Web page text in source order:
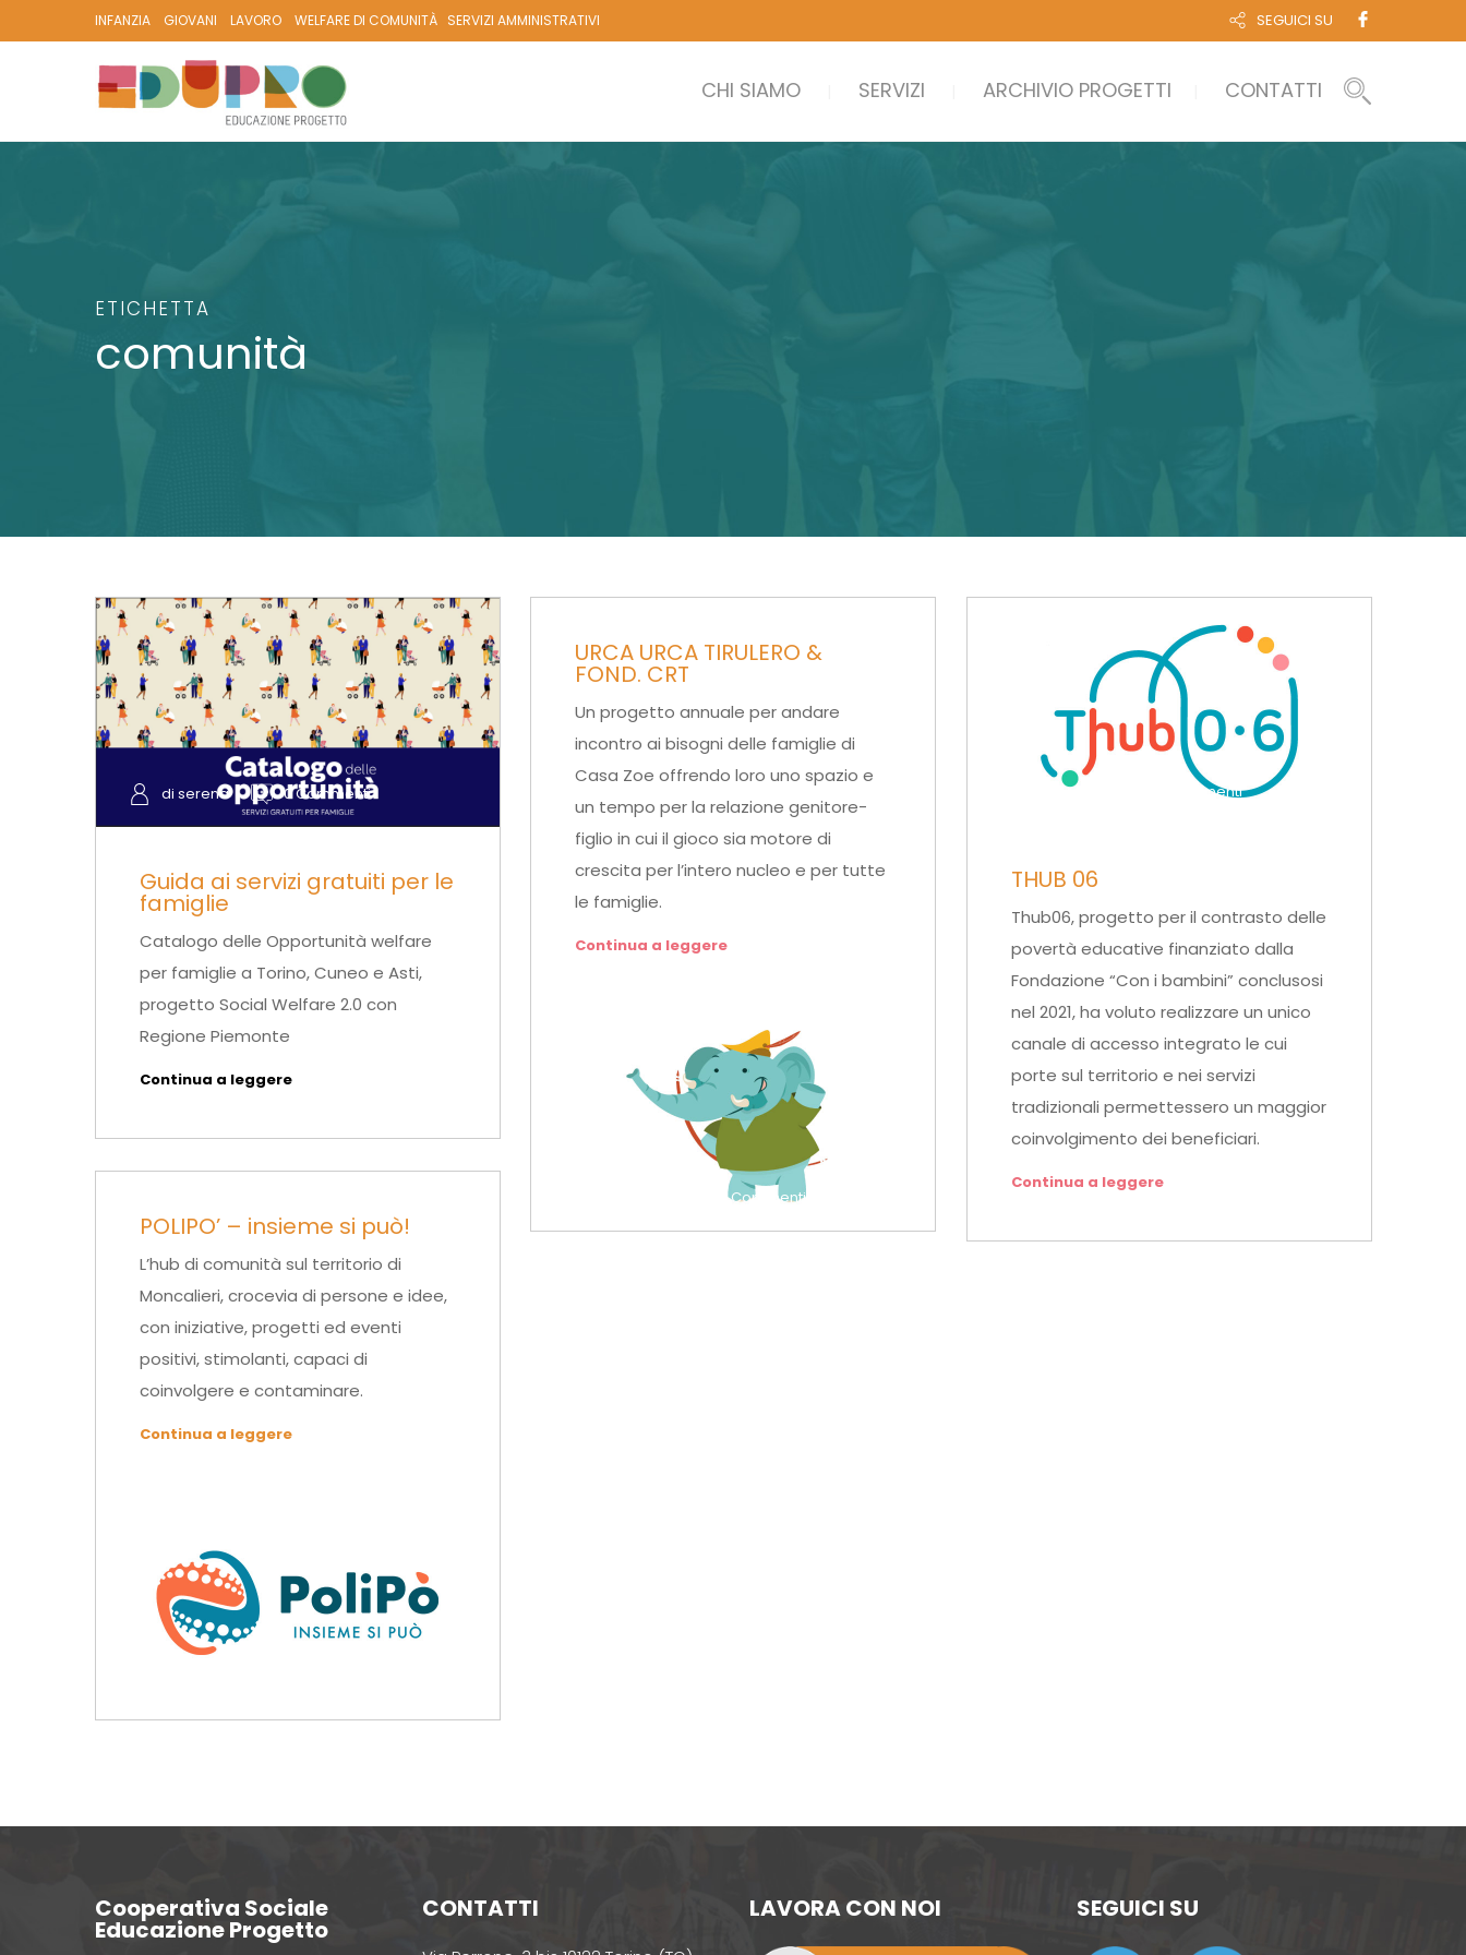
INFANZIA GIOVANI LAVORO WELFARE DI COMUNITÀ SERVIZI AMMINISTRATIVI SEGUICI SU
CHI SIAMO SERVIZI ARCHIVIO PROGETTI CONTATTI
ETICHETTA
comunità
di serena 0 Commenti
Guida ai servizi gratuiti per le
famiglie
Catalogo delle Opportunità welfare
per famiglie a Torino, Cuneo e Asti,
progetto Social Welfare 2.0 con
Regione Piemonte
Continua a leggere
URCA URCA TIRULERO &
FOND. CRT
Un progetto annuale per andare
incontro ai bisogni delle famiglie di
Casa Zoe offrendo loro uno spazio e
un tempo per la relazione genitore-
figlio in cui il gioco sia motore di
crescita per l’intero nucleo e per tutte
le famiglie.
Continua a leggere
0 Commenti
di serena 0 Commenti
THUB 06
Thub06, progetto per il contrasto delle
povertà educative finanziato dalla
Fondazione “Con i bambini” conclusosi
nel 2021, ha voluto realizzare un unico
canale di accesso integrato le cui
porte sul territorio e nei servizi
tradizionali permettessero un maggior
coinvolgimento dei beneficiari.
Continua a leggere
POLIPO’ – insieme si può!
L’hub di comunità sul territorio di
Moncalieri, crocevia di persone e idee,
con iniziative, progetti ed eventi
positivi, stimolanti, capaci di
coinvolgere e contaminare.
Continua a leggere
Cooperativa Sociale
Educazione Progetto
CONTATTI LAVORA CON NOI SEGUICI SU